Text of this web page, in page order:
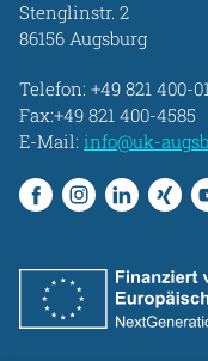
Stenglinstr. 2
86156 Augsburg
Telefon: +49 821 400-01
Fax:+49 821 400-4585
E-Mail: info@uk-